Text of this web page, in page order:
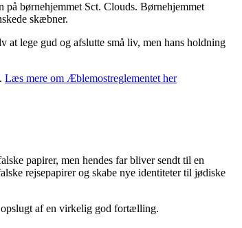
børnehjemmet Sct. Clouds. Børnehjemmet
skæbner.
lege gud og afslutte små liv, men hans holdning
Læs mere om Æblemostreglementet her
papirer, men hendes far bliver sendt til en
rejsepapirer og skabe nye identiteter til jødiske
opslugt af en virkelig god fortælling.